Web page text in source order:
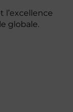
l’excellence
globale.